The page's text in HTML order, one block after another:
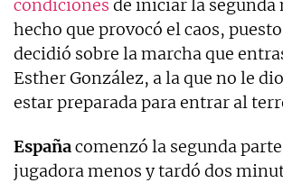
condiciones de iniciar la segunda
hecho que provocó el caos,
decidió sobre la marcha que
Esther González, a la que no le
estar preparada para entrar al
Españacomenzó la segunda
jugadora menos y tardó dos